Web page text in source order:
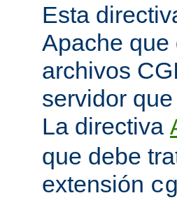
Esta
Apache que
archivos
servidor
La directiva
que debe
extensión